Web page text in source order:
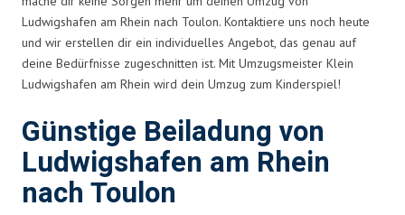
Ludwigshafen am Rhein nach Toulon. Kontaktiere uns noch heute
und wir erstellen dir ein individuelles Angebot, das genau auf
deine Bedürfnisse zugeschnitten ist. Mit Umzugsmeister Klein
Ludwigshafen am Rhein wird dein Umzug zum Kinderspiel!
Günstige Beiladung von
Ludwigshafen am Rhein
nach Toulon